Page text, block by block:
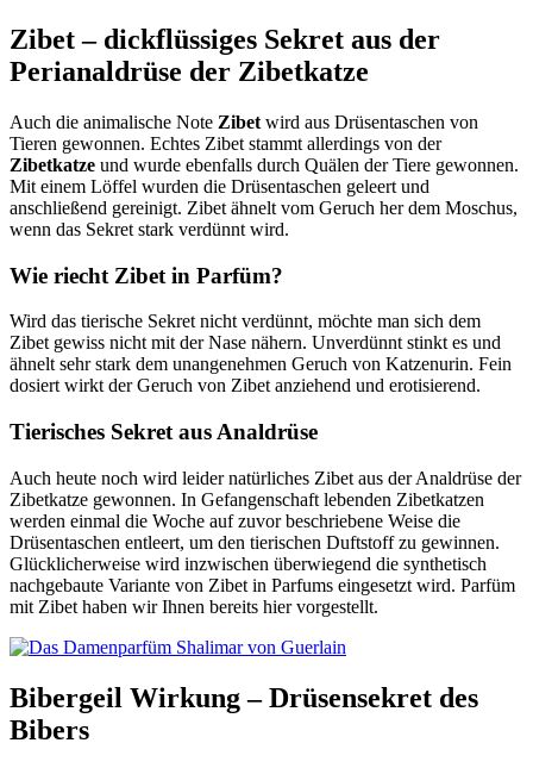
Zibet – dickflüssiges Sekret aus der
Perianaldrüse der Zibetkatze
Auch die animalische Note Zibet wird aus Drüsentaschen von
Tieren gewonnen. Echtes Zibet stammt allerdings von der
Zibetkatze und wurde ebenfalls durch Quälen der Tiere gewonnen.
Mit einem Löffel wurden die Drüsentaschen geleert und
anschließend gereinigt. Zibet ähnelt vom Geruch her dem Moschus,
wenn das Sekret stark verdünnt wird.
Wie riecht Zibet in Parfüm?
Wird das tierische Sekret nicht verdünnt, möchte man sich dem
Zibet gewiss nicht mit der Nase nähern. Unverdünnt stinkt es und
ähnelt sehr stark dem unangenehmen Geruch von Katzenurin. Fein
dosiert wirkt der Geruch von Zibet anziehend und erotisierend.
Tierisches Sekret aus Analdrüse
Auch heute noch wird leider natürliches Zibet aus der Analdrüse der
Zibetkatze gewonnen. In Gefangenschaft lebenden Zibetkatzen
werden einmal die Woche auf zuvor beschriebene Weise die
Drüsentaschen entleert, um den tierischen Duftstoff zu gewinnen.
Glücklicherweise wird inzwischen überwiegend die synthetisch
nachgebaute Variante von Zibet in Parfums eingesetzt wird. Parfüm
mit Zibet haben wir Ihnen bereits hier vorgestellt.
Bibergeil Wirkung – Drüsensekret des
Bibers